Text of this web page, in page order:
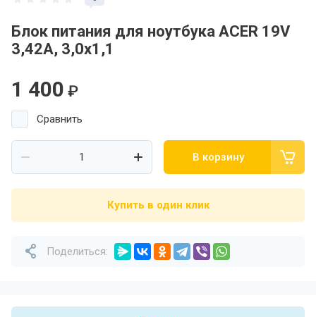
Блок питания для ноутбука ACER 19V
3,42A, 3,0x1,1
1 400 ₽
Сравнить
В корзину
Купить в один клик
Поделиться: